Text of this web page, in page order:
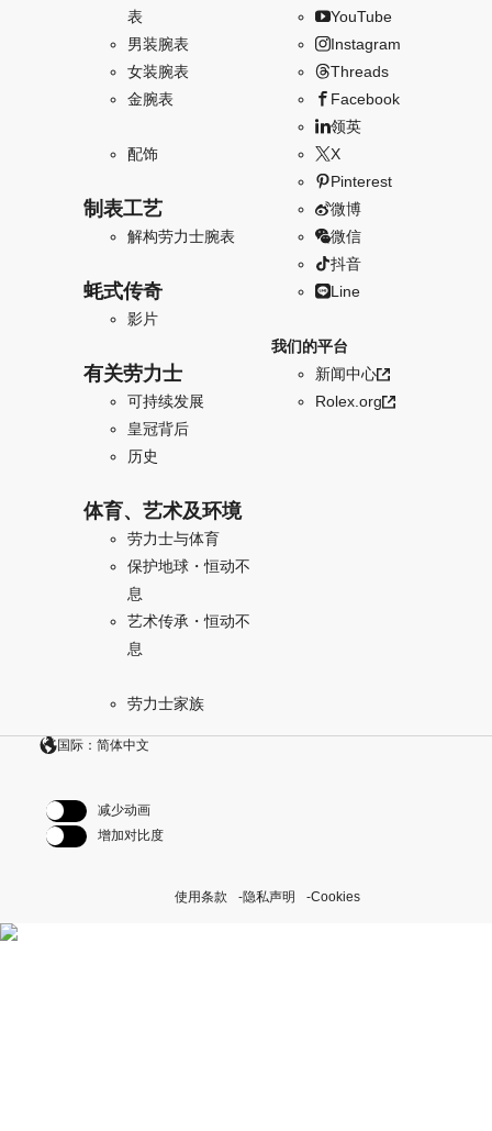
表
男装腕表
女装腕表
金腕表
配饰
制表工艺
解构劳力士腕表
蚝式传奇
影片
有关劳力士
可持续发展
皇冠背后
历史
体育、艺术及环境
劳力士与体育
保护地球・恒动不
息
艺术传承・恒动不
息
劳力士家族
YouTube
Instagram
Threads
Facebook
领英
X
Pinterest
微博
微信
抖音
Line
我们的平台
新闻中心
Rolex.org
国际：简体中文
减少动画
增加对比度
使用条款 隐私声明 Cookies